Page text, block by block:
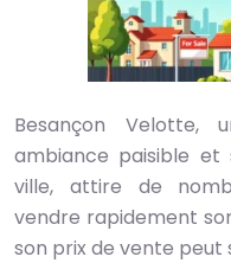
Besançon Velotte,
ambiance paisible
ville, attire de
vendre rapidement
son prix de vente peut